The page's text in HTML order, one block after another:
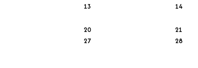
13 14
20 21
27 28